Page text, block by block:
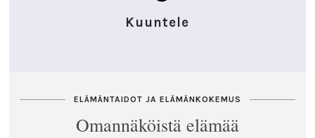
Kuuntele
ELÄMÄNTAIDOT JA ELÄMÄNKOKEMUS
Omannäköistä elämää